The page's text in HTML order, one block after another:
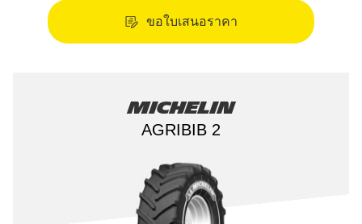
ขอใบเสนอราคา
Michelin
AGRIBIB 2